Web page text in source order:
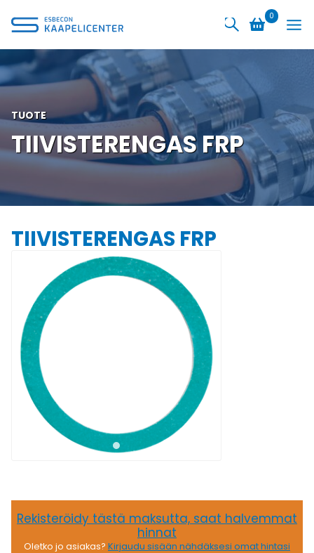
sisältöön
0
TUOTE
TIIVISTERENGAS FRP
TIIVISTERENGAS FRP
Rekisteröidy tästä maksutta, saat halvemmat
hinnat
Oletko jo asiakas? Kirjaudu sisään nähdäksesi omat hintasi